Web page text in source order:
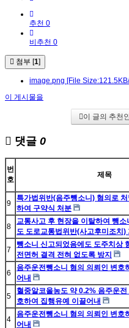
추천 0
비추천 0
첨부 [1]
image.png [File
이 게시물을
이 글의 추천
댓글 0
번
호
제목
9
특가법위반(음주뺑소니) 혐의로
하여 구약식 처분
8
교통사고 후 현장을 이탈하여 뺑
도 도로교통법위반(사고후미조치)
7
뺑소니 신고되었음에도 도주치상
전면허 결격 전혀 없도록 방지
6
음주운전뺑소니 혐의 의뢰인 변호
어내
5
혈중알코올농도 약 0.2% 음주운전
호하여 집행유예 이끌어내
4
음주운전뺑소니 혐의 의뢰인 변호
어내